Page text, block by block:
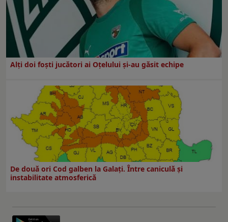
Alți doi foști jucători ai Oțelului și-au găsit echipe
De două ori Cod galben la Galaţi. Între caniculă şi
instabilitate atmosferică